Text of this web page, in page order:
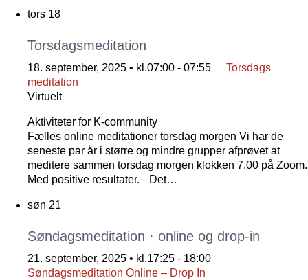
tors 18
Torsdagsmeditation
18. september, 2025 • kl.07:00 - 07:55
Torsdags
meditation
Virtuelt
Aktiviteter for K-community
Fælles online meditationer torsdag morgen Vi har de
seneste par år i større og mindre grupper afprøvet at
meditere sammen torsdag morgen klokken 7.00 på Zoom.
Med positive resultater. Det…
søn 21
Søndagsmeditation · online og drop-in
21. september, 2025 • kl.17:25 - 18:00
Søndagsmeditation Online – Drop In